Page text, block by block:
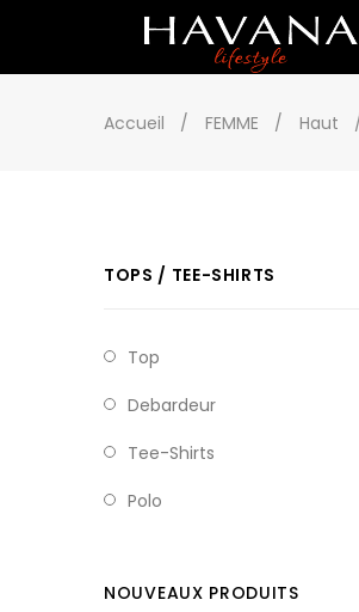
Accueil FEMME Haut
TOPS / TEE-SHIRTS
Top
Debardeur
Tee-Shirts
Polo
NOUVEAUX PRODUITS